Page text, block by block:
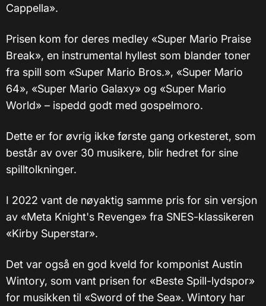
Cappella».
Prisen kom for deres medley «Super Mario Praise
Break», en instrumental hyllest som blander toner
fra spill som «Super Mario Bros.», «Super Mario
64», «Super Mario Galaxy» og «Super Mario
World» – ispedd godt med gospelmoro.
Dette er for øvrig ikke første gang orkesteret, som
består av over 30 musikere, blir hedret for sine
spilltolkninger.
I 2022 vant de nøyaktig samme pris for sin versjon
av «Meta Knight's Revenge» fra SNES-klassikeren
«Kirby Superstar».
Det var også en god kveld for komponist Austin
Wintory, som vant prisen for «Beste Spill-lydspor»
for musikken til «Sword of the Sea». Wintory har